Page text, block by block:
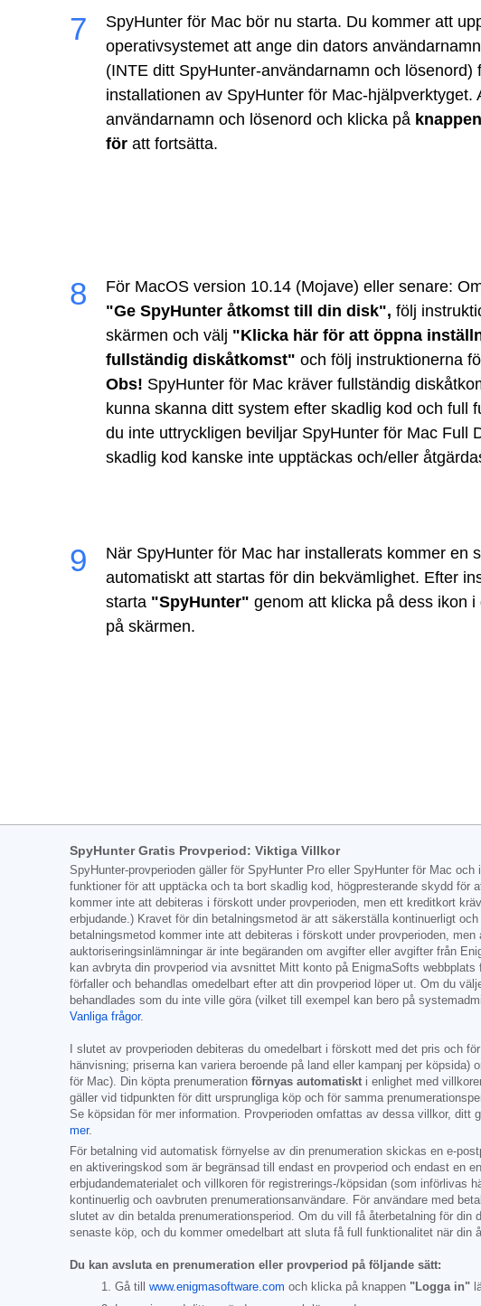
SpyHunter för Mac bör nu starta. Du kommer att
operativsystemet att ange din dators
(INTE ditt SpyHunter-användarnamn och lösenord)
installationen av SpyHunter för Mac-hjälpverktyget.
användarnamn och lösenord och klicka på
för att fortsätta.
För MacOS version 10.14 (Mojave) eller senare:
"Ge SpyHunter åtkomst till din disk", följ
skärmen och välj "Klicka här för att öppna
fullständig diskåtkomst" och följ instruktionerna
Obs! SpyHunter för Mac kräver fullständig
kunna skanna ditt system efter skadlig kod och full
du inte uttryckligen beviljar SpyHunter för Mac Full
skadlig kod kanske inte upptäckas och/eller
När SpyHunter för Mac har installerats kommer en
automatiskt att startas för din bekvämlighet. Efter
starta "SpyHunter" genom att klicka på dess ikon
på skärmen.
SpyHunter Gratis Provperiod: Viktiga Villkor
SpyHunter-provperioden gäller för SpyHunter Pro eller SpyHunter för Mac
funktioner för att upptäcka och ta bort skadlig kod, högpresterande skydd
kommer inte att debiteras i förskott under provperioden, men ett kreditkort
erbjudande.) Kravet för din betalningsmetod är att säkerställa kontinuerligt
betalningsmetod kommer inte att debiteras i förskott under provperioden,
auktoriseringsinlämningar är inte begäranden om avgifter eller avgifter från
kan avbryta din provperiod via avsnittet Mitt konto på EnigmaSofts
förfaller och behandlas omedelbart efter att din provperiod löper ut. Om du
behandlades som du inte ville göra (vilket till exempel kan bero på
Vanliga frågor.
I slutet av provperioden debiteras du omedelbart i förskott med det pris och
hänvisning; priserna kan variera beroende på land eller kampanj per
för Mac). Din köpta prenumeration förnyas automatiskt i enlighet med
gäller vid tidpunkten för ditt ursprungliga köp och för samma
Se köpsidan för mer information. Provperioden omfattas av dessa villkor, ditt
mer.
För betalning vid automatisk förnyelse av din prenumeration skickas en e-
en aktiveringskod som är begränsad till endast en provperiod och endast en
erbjudandematerialet och villkoren för registrerings-/köpsidan (som införlivas
kontinuerlig och oavbruten prenumerationsanvändare. För användare med
slutet av din betalda prenumerationsperiod. Om du vill få återbetalning för
senaste köp, och du kommer omedelbart att sluta få full funktionalitet när din
Du kan avsluta en prenumeration eller provperiod på följande sätt:
Gå till www.enigmasoftware.com och klicka på knappen "Logga in"